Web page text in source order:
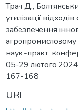
Трач Д.,
утилізації
забезпечення
агропромисловому
наук.-практ.
05-29 лютого
167-168.
URI